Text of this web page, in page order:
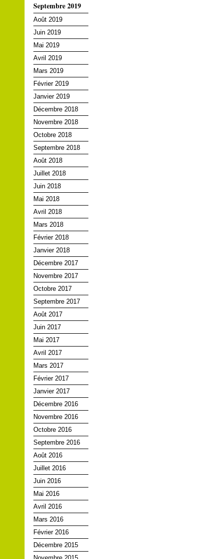
Septembre 2019
Août 2019
Juin 2019
Mai 2019
Avril 2019
Mars 2019
Février 2019
Janvier 2019
Décembre 2018
Novembre 2018
Octobre 2018
Septembre 2018
Août 2018
Juillet 2018
Juin 2018
Mai 2018
Avril 2018
Mars 2018
Février 2018
Janvier 2018
Décembre 2017
Novembre 2017
Octobre 2017
Septembre 2017
Août 2017
Juin 2017
Mai 2017
Avril 2017
Mars 2017
Février 2017
Janvier 2017
Décembre 2016
Novembre 2016
Octobre 2016
Septembre 2016
Août 2016
Juillet 2016
Juin 2016
Mai 2016
Avril 2016
Mars 2016
Février 2016
Décembre 2015